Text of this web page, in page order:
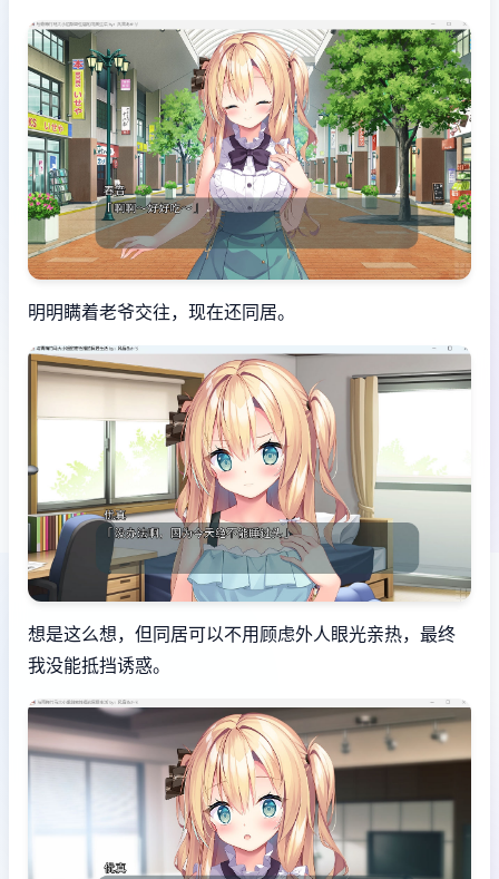
明明瞒着老爷交往，现在还同居。
想是这么想，但同居可以不用顾虑外人眼光亲热，最终
我没能抵挡诱惑。